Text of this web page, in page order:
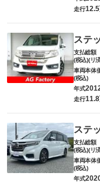
走行
ステ
支払総額
(税込)(リ
車両本体
(税込)
年式
走行
ステ
支払総額
(税込)(リ
車両本体
(税込)
年式